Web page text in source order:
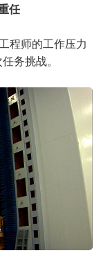
任
程师的工作压力
务挑战。